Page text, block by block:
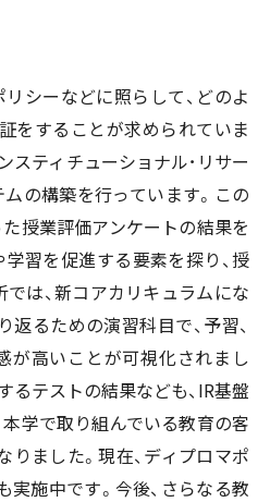
シーなどに照らして、どのよ
をすることが求められていま
スティチューショナル･リサー
の構築を行っています。この
授業評価アンケートの結果を
習を促進する要素を探り、授
は、新コアカリキュラムにな
るための演習科目で、予習、
が高いことが可視化されまし
るテストの結果なども、IR基盤
学で取り組んでいる教育の客
ました。現在、ディプロマポ
施中です。今後、さらなる教